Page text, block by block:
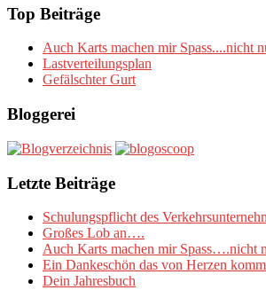
Top Beiträge
Auch Karts machen mir Spass....nicht
Lastverteilungsplan
Gefälschter Gurt
Bloggerei
Letzte Beiträge
Schulungspflicht des
Großes Lob an….
Auch Karts machen mir Spass….nicht
Ein Dankeschön das von Herzen
Dein Jahresbuch